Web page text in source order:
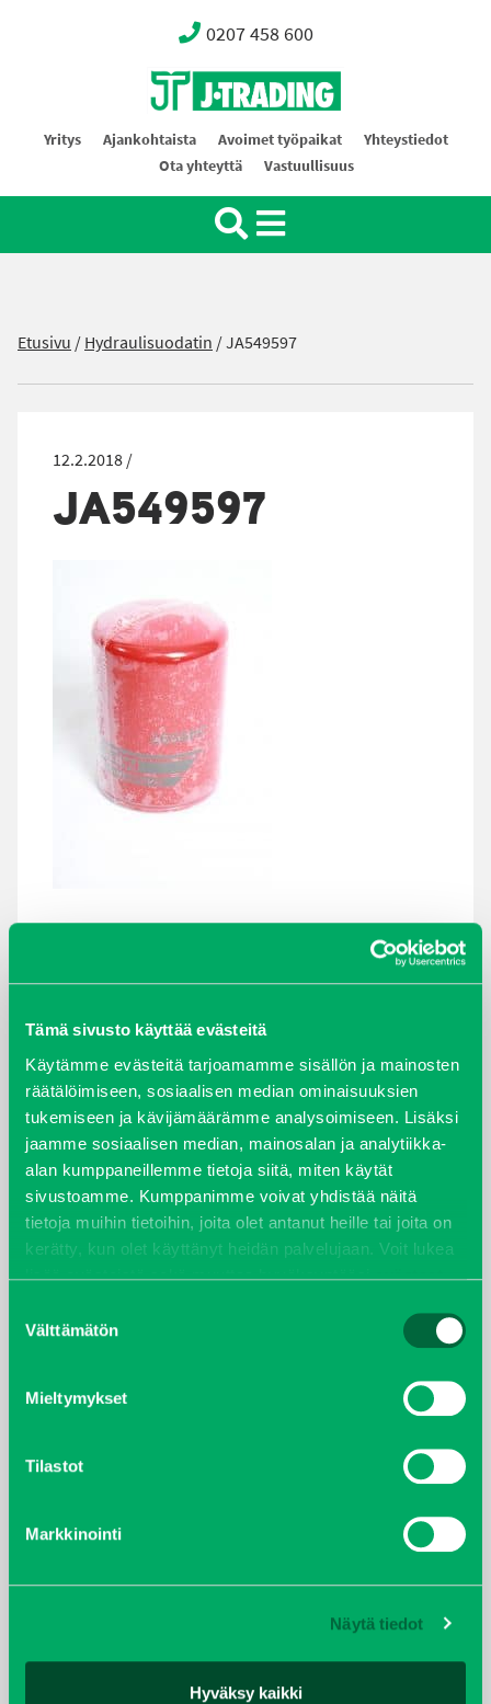
Tämä sivusto käyttää evästeitä
Käytämme evästeitä tarjoamamme sisällön ja mainosten
räätälöimiseen, sosiaalisen median ominaisuuksien
tukemiseen ja kävijämäärämme analysoimiseen. Lisäksi
jaamme sosiaalisen median, mainosalan ja analytiikka-
alan kumppaneillemme tietoja siitä, miten käytät
sivustoamme. Kumppanimme voivat yhdistää näitä
tietoja muihin tietoihin, joita olet antanut heille tai joita on
kerätty, kun olet käyttänyt heidän palvelujaan. Voit lukea
lisää evästeistä sekä muuttaa hyväksyntääsievästeet
valinta
Välttämätön
Mieltymykset
Tilastot
Markkinointi
Näytä tiedot
Hyväksy kaikki
0207 458 600
Oy J-Trading Ab
Yritys Ajankohtaista Avoimet työpaikat
Yhteystiedot
Ota yhteyttä
Vastuullisuus
Etusivu /Hydraulisuodatin /JA549597
12.2.2018 /
JA549597
elokuu 2024
syyskuu 2023
joulukuu 2022
huhtikuu 2022
helmikuu 2022
joulukuu 2021
lokakuu 2021
huhtikuu 2019